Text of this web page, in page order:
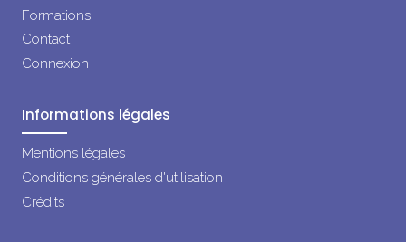
Formations
Contact
Connexion
Informations légales
Mentions légales
Conditions générales d'utilisation
Crédits